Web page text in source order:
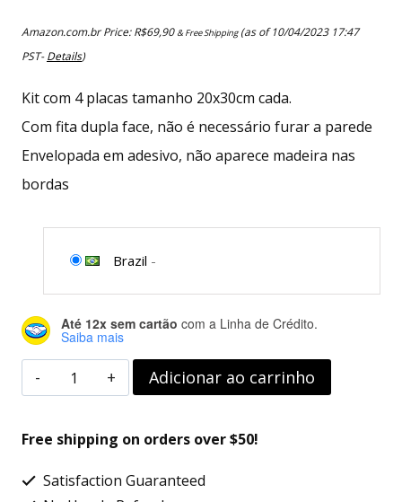
Amazon.com.br Price:R$69,90 & Free Shipping(as of 10/04/2023 17:47
PST-Details)
Kit com 4 placas tamanho 20x30cm cada.
Com fita dupla face, não é necessário furar a parede
Envelopada em adesivo, não aparece madeira nas
bordas
Brazil -
Até 12x sem cartão com a Linha de Crédito.
Saiba mais
Placas
Decorativas
Geek
Frases
Adicionar ao carrinho
Free shipping on orders over $50!
Satisfaction Guaranteed